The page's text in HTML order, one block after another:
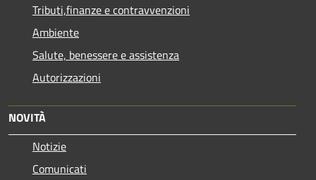
Tributi,finanze e contravvenzioni
Ambiente
Salute, benessere e assistenza
Autorizzazioni
NOVITÀ
Notizie
Comunicati